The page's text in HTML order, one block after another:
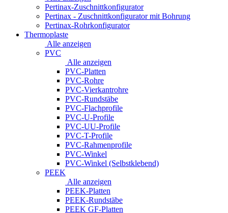
Pertinax-Zuschnittkonfigurator
Pertinax - Zuschnittkonfigurator mit Bohrung
Pertinax-Rohrkonfigurator
Thermoplaste
Alle anzeigen
PVC
Alle anzeigen
PVC-Platten
PVC-Rohre
PVC-Vierkantrohre
PVC-Rundstäbe
PVC-Flachprofile
PVC-U-Profile
PVC-UU-Profile
PVC-T-Profile
PVC-Rahmenprofile
PVC-Winkel
PVC-Winkel (Selbstklebend)
PEEK
Alle anzeigen
PEEK-Platten
PEEK-Rundstäbe
PEEK GF-Platten